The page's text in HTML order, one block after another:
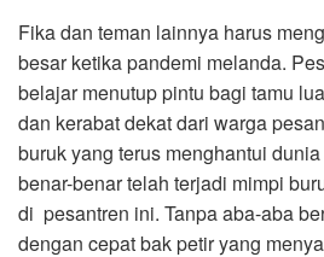
Fika dan teman lainnya harus
besar ketika pandemi melanda.
belajar menutup pintu bagi tamu
dan kerabat dekat dari warga
buruk yang terus menghantui
benar-benar telah terjadi mimpi
di pesantren ini. Tanpa aba-aba
dengan cepat bak petir yang